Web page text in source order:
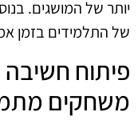
יותר של המושגים.
של התלמידים בזמן
פיתוח
משחקים